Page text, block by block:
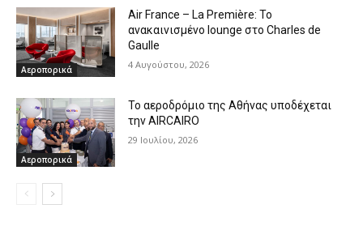
Αεροπορικά
Air France – La Première: Το
ανακαινισμένο lounge στο Charles de
Gaulle
4 Αυγούστου, 2026
Αεροπορικά
Το αεροδρόμιο της Αθήνας υποδέχεται
την AIRCAIRO
29 Ιουλίου, 2026